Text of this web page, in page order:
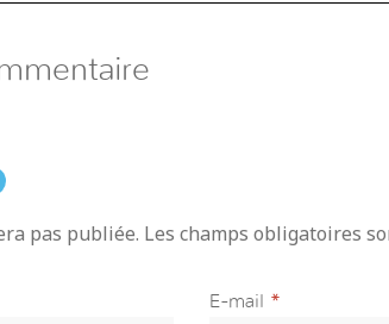
pas publiée. Les champs obligatoires
E-mail *